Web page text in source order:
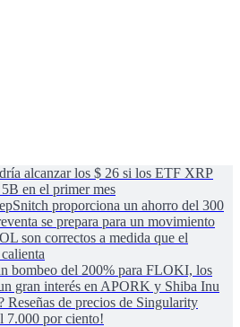
alcanzar los $ 26 si los ETF XRP
en el primer mes
proporciona un ahorro del 300
se prepara para un movimiento
son correctos a medida que el
bombeo del 200% para FLOKI, los
gran interés en APORK y Shiba Inu
de precios de Singularity
7.000 por ciento!